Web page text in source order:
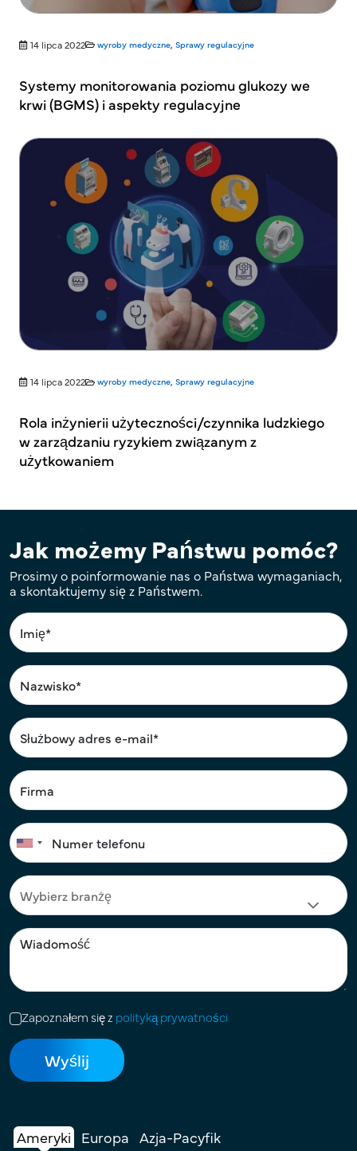
14 lipca 2022 wyroby medyczne Sprawy regulacyjne
Systemy monitorowania poziomu glukozy we
krwi (BGMS) i aspekty regulacyjne
14 lipca 2022 wyroby medyczne, Sprawy regulacyjne
Rola inżynierii użyteczności/czynnika ludzkiego
w zarządzaniu ryzykiem związanym z
użytkowaniem
Jak możemy Państwu pomóc?
Prosimy o poinformowanie nas o Państwa wymaganiach,
a skontaktujemy się z Państwem.
Zapoznałem się z polityką prywatności
Ameryki Europa Azja-Pacyfik